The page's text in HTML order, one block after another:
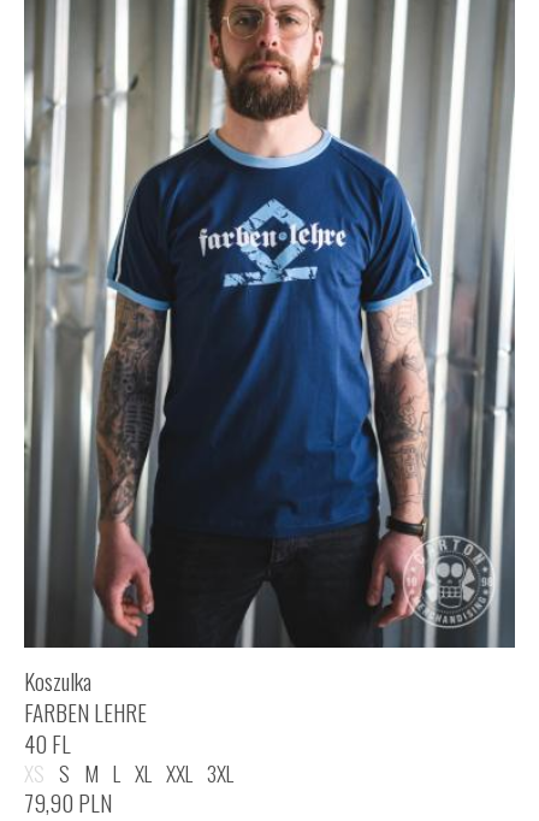
Koszulka
FARBEN LEHRE
40 FL
XS S M L XL XXL 3XL
79,90 PLN